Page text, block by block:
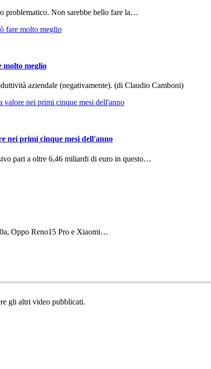
problematico. Non sarebbe bello fare la…
molto meglio
aziendale (negativamente). (di Claudio Camboni)
nei primi cinque mesi dell'anno
pari a oltre 6,46 miliardi di euro in questo…
Oppo Reno15 Pro e Xiaomi…
gli altri video pubblicati.